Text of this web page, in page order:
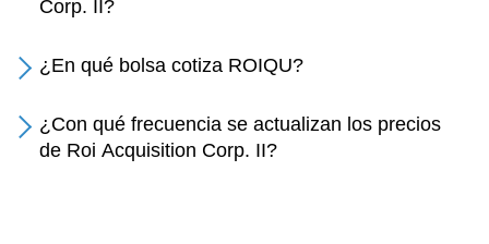
Corp. II?
¿En qué bolsa cotiza ROIQU?
¿Con qué frecuencia se actualizan los precios
de Roi Acquisition Corp. II?